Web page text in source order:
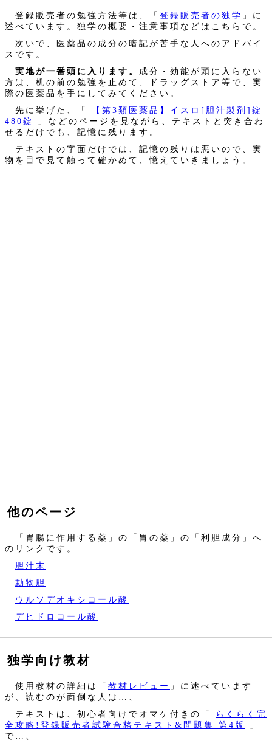
登録販売者の勉強方法等は、「 登録販売者の独学 」に
述べています。独学の概要・注意事項などはこちらで。
次いで、医薬品の成分の暗記が苦手な人へのアドバイ
スです。
実地が一番頭に入ります。 成分・効能が頭に入らない
方は、机の前の勉強を止めて、ドラッグストア等で、実
際の医薬品を手にしてみてください。
先に挙げた、「
【第3類医薬品】イスロ[胆汁製剤]錠
480錠
」などのページを見ながら、テキストと突き合わ
せるだけでも、記憶に残ります。
テキストの字面だけでは、記憶の残りは悪いので、実
物を目で見て触って確かめて、憶えていきましょう。
他のページ
「胃腸に作用する薬」の「胃の薬」の「利胆成分」へ
のリンクです。
胆汁末
動物胆
ウルソデオキシコール酸
デヒドロコール酸
独学向け教材
使用教材の詳細は「 教材レビュー 」に述べています
が、読むのが面倒な人は…、
テキストは、初心者向けでオマケ付きの「
らくらく完
全攻略!登録販売者試験合格テキスト&問題集 第4版
」
で…、